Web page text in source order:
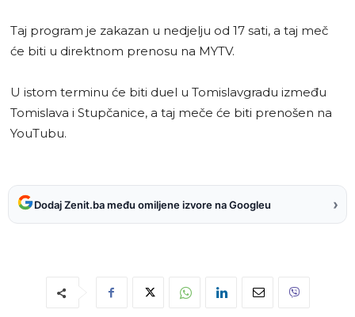
Taj program je zakazan u nedjelju od 17 sati, a taj meč
će biti u direktnom prenosu na MYTV.
U istom terminu će biti duel u Tomislavgradu između
Tomislava i Stupčanice, a taj meče će biti prenošen na
YouTubu.
Dodaj Zenit.ba među omiljene izvore na Googleu ›